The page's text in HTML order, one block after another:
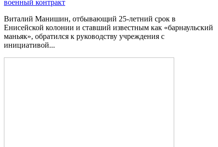
военный контракт
Виталий Манишин, отбывающий 25-летний срок в
Енисейской колонии и ставший известным как «барнаульский
маньяк», обратился к руководству учреждения с
инициативой...